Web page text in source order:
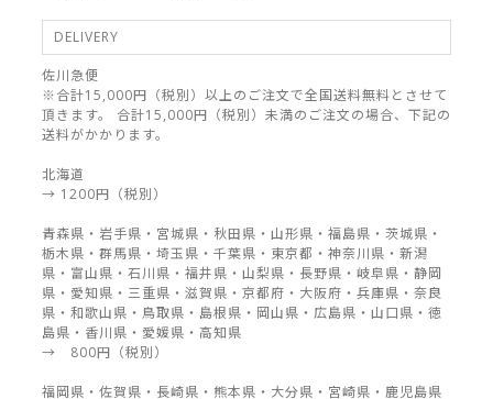
DELIVERY
佐川急便
※合計15,000円（税別）以上のご注文で全国送料無料とさせて
頂きます。 合計15,000円（税別）未満のご注文の場合、下記の
送料がかかります。
北海道
→ 1200円（税別）
青森県・岩手県・宮城県・秋田県・山形県・福島県・茨城県・
栃木県・群馬県・埼玉県・千葉県・東京都・神奈川県・新潟
県・富山県・石川県・福井県・山梨県・長野県・岐阜県・静岡
県・愛知県・三重県・滋賀県・京都府・大阪府・兵庫県・奈良
県・和歌山県・鳥取県・島根県・岡山県・広島県・山口県・徳
島県・香川県・愛媛県・高知県
→ 800円（税別）
福岡県・佐賀県・長崎県・熊本県・大分県・宮崎県・鹿児島県